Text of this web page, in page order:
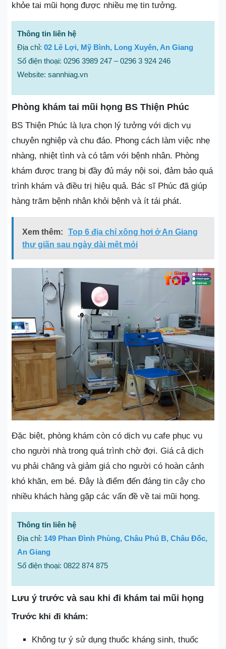
khỏe tai mũi họng được nhiều mẹ tin tưởng.
Thông tin liên hệ
Địa chỉ: 02 Lê Lợi, Mỹ Bình, Long Xuyên, An Giang
Số điện thoại: 0296 3989 247 – 0296 3 924 246
Website: sannhiag.vn
Phòng khám tai mũi họng BS Thiện Phúc
BS Thiện Phúc là lựa chọn lý tưởng với dịch vụ
chuyên nghiệp và chu đáo. Phong cách làm việc nhẹ
nhàng, nhiệt tình và có tâm với bệnh nhân. Phòng
khám được trang bị đầy đủ máy nội soi, đảm bảo quá
trình khám và điều trị hiệu quả. Bác sĩ Phúc đã giúp
hàng trăm bệnh nhân khỏi bệnh và ít tái phát.
Xem thêm:
Top 6 địa chỉ xông hơi ở An Giang
thư giãn sau ngày dài mệt mỏi
Đặc biệt, phòng khám còn có dịch vụ cafe phục vụ
cho người nhà trong quá trình chờ đợi. Giá cả dịch
vụ phải chăng và giảm giá cho người có hoàn cảnh
khó khăn, em bé. Đây là điểm đến đáng tin cậy cho
nhiều khách hàng gặp các vấn đề về tai mũi họng.
Thông tin liên hệ
Địa chỉ: 149 Phan Đình Phùng, Châu Phú B, Châu Đốc,
An Giang
Số điện thoại: 0822 874 875
Lưu ý trước và sau khi đi khám tai mũi họng
Trước khi đi khám:
Không tự ý sử dụng thuốc kháng sinh, thuốc